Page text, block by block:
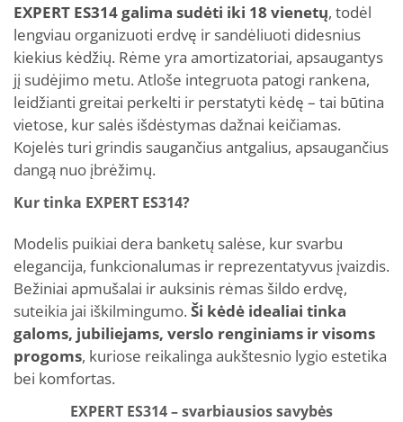
EXPERT ES314 galima sudėti iki 18 vienetų, todėl
lengviau organizuoti erdvę ir sandėliuoti didesnius
kiekius kėdžių. Rėme yra amortizatoriai, apsaugantys
jį sudėjimo metu. Atloše integruota patogi rankena,
leidžianti greitai perkelti ir perstatyti kėdę – tai būtina
vietose, kur salės išdėstymas dažnai keičiamas.
Kojelės turi grindis saugančius antgalius, apsaugančius
dangą nuo įbrėžimų.
Kur tinka EXPERT ES314?
Modelis puikiai dera banketų salėse, kur svarbu
elegancija, funkcionalumas ir reprezentatyvus įvaizdis.
Bežiniai apmušalai ir auksinis rėmas šildo erdvę,
suteikia jai iškilmingumo. Ši kėdė idealiai tinka
galoms, jubiliejams, verslo renginiams ir visoms
progoms, kuriose reikalinga aukštesnio lygio estetika
bei komfortas.
EXPERT ES314 – svarbiausios savybės